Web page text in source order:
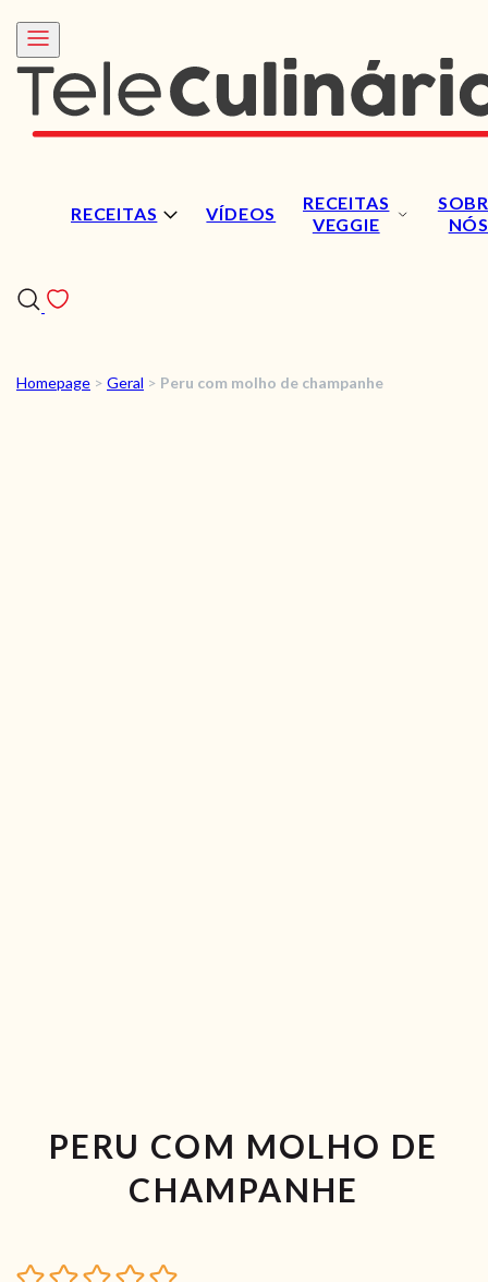
RECEITAS VÍDEOS
RECEITAS
VEGGIE
NÓS
RECEITAS
Homepage > Geral > Peru com molho de champanhe
PERU COM MOLHO DE
CHAMPANHE